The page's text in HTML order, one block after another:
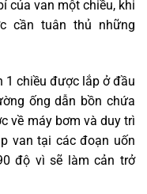
của van một chiều, khi
cần tuân thủ những
1 chiều được lắp ở đầu
ống dẫn bồn chứa
về máy bơm và duy trì
van tại các đoạn uốn
độ vì sẽ làm cản trở